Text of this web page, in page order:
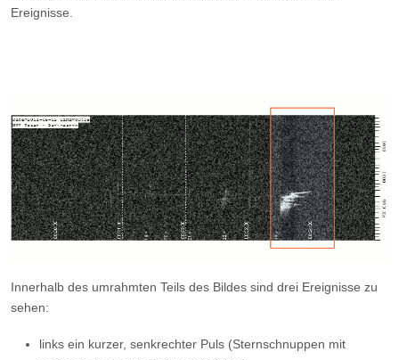
Ereignisse.
Innerhalb des umrahmten Teils des Bildes sind drei Ereignisse zu
sehen:
links ein kurzer, senkrechter Puls (Sternschnuppen mit